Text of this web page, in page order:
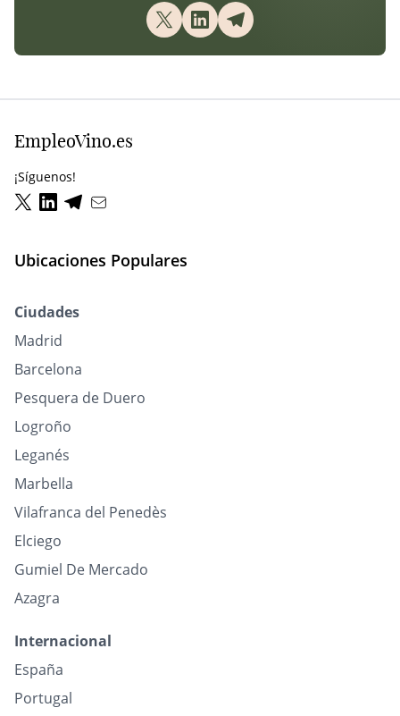
EmpleoVino.es
¡Síguenos!
Ubicaciones Populares
Ciudades
Madrid
Barcelona
Pesquera de Duero
Logroño
Leganés
Marbella
Vilafranca del Penedès
Elciego
Gumiel De Mercado
Azagra
Internacional
España
Portugal